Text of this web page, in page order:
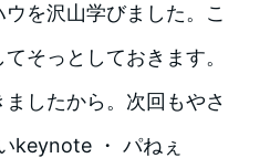
を沢山学びました。こ
そっとしておきます。
したから。次回もやさ
keynote ・ パねぇ